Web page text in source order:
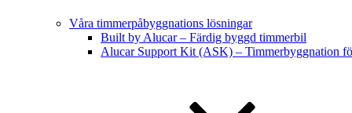
Våra timmerpåbyggnations lösningar
Built by Alucar – Färdig byggd timmerbil
Alucar Support Kit (ASK) – Timmerbyggnation